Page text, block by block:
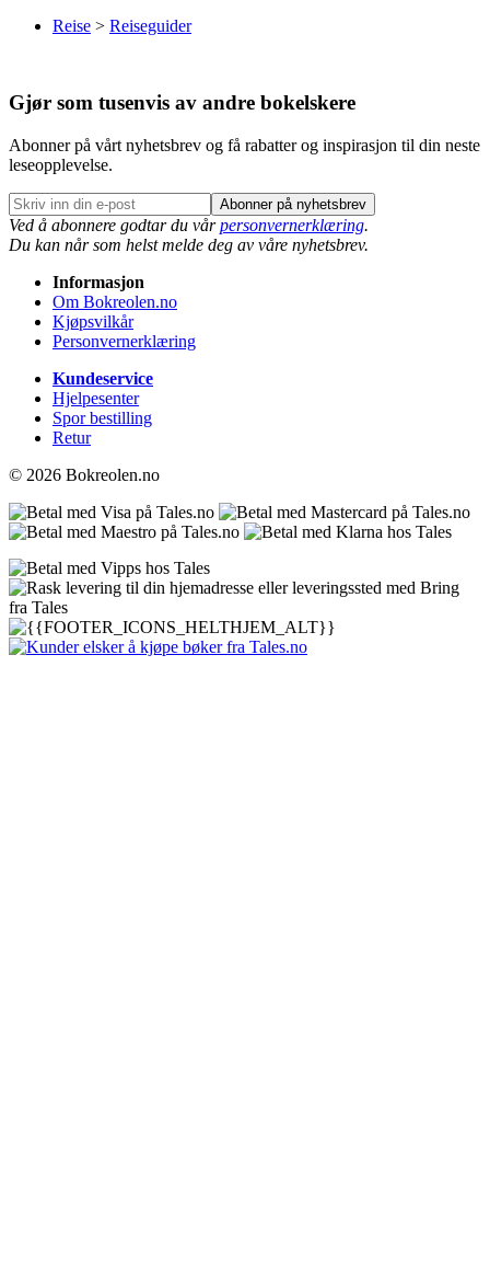
Reise > Reiseguider
Gjør som tusenvis av andre bokelskere
Abonner på vårt nyhetsbrev og få rabatter og inspirasjon til din neste
leseopplevelse.
Abonner på nyhetsbrev
Ved å abonnere godtar du vårpersonvernerklæring.
Du kan når som helst melde deg av våre nyhetsbrev.
Informasjon
Om Bokreolen.no
Kjøpsvilkår
Personvernerklæring
Kundeservice
Hjelpesenter
Spor bestilling
Retur
© 2026 Bokreolen.no